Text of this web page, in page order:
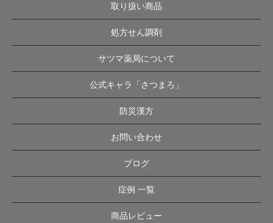
取り扱い商品
処方せん調剤
サツマ薬局について
公式キャラ「さつまろ」
防災漢方
お問い合わせ
ブログ
症例 一覧
商品レビュー